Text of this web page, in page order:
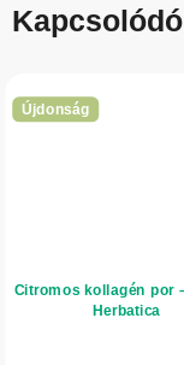
Újdonság
Citromos kollagén por
Herbatica